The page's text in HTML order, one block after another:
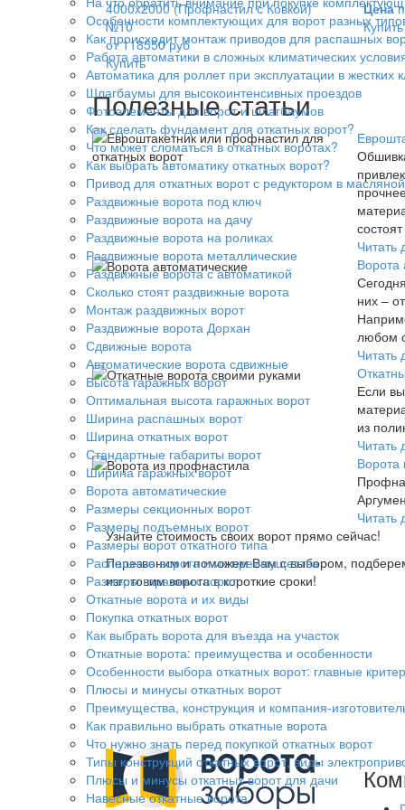
Особенности комплектующих для ворот разных
Как происходит монтаж приводов для распашных
Работа автоматики в сложных климатических
Автоматика для роллет при эксплуатации в жестких
Шлагбаумы для высокоинтенсивных проездов
Фотоэлементы для ворот и шлагбаумов
Как сделать фундамент для откатных ворот?
Что может сломаться в откатных воротах?
Как выбрать автоматику откатных ворот?
Привод для откатных ворот с редуктором в
Раздвижные ворота под ключ
Раздвижные ворота на дачу
Раздвижные ворота на роликах
Раздвижные ворота металлические
Раздвижные ворота с автоматикой
Сколько стоят раздвижные ворота
Монтаж раздвижных ворот
Раздвижные ворота Дорхан
Сдвижные ворота
Автоматические ворота сдвижные
Высота гаражных ворот
Оптимальная высота гаражных ворот
Ширина распашных ворот
Ширина откатных ворот
Стандартные габариты ворот
Ширина гаражных ворот
Ворота автоматические
Размеры секционных ворот
Размеры подъемных ворот
Размеры ворот откатного типа
Распашные ворота и их преимущества
Размеры гаражных ворот
Откатные ворота и их виды
Покупка откатных ворот
Как выбрать ворота для въезда на участок
Откатные ворота: преимущества и особенности
Особенности выбора откатных ворот: главные
Плюсы и минусы откатных ворот
Преимущества, конструкция и компания-
Как правильно выбрать откатные ворота
Что нужно знать перед покупкой откатных ворот
Типы конструкций откатных ворот, виды
Плюсы и минусы откатных ворот для дачи
Навесные откатные ворота
4000x2000 (Профнастил с Ковкой)
№10
от 118550 руб
Купить
Цена
Купить
Полезные статьи
Читать
Ворота
них –
любом
Читать
Если
из
Читать
Ворота
Читать
Узнайте стоимость своих ворот прямо сейчас!
Перезвоним и поможем Вам с выбором,
изготовим ворота в короткие сроки!